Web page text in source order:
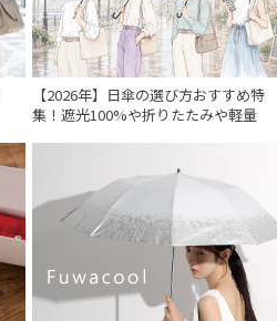
【2026年】日傘の選び方おすすめ特
集！遮光100%や折りたたみや軽量